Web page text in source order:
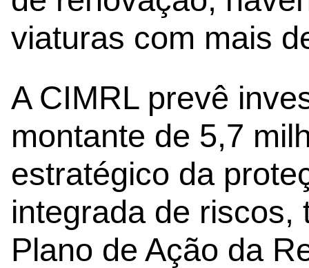
viaturas com mais
A CIMRL prevê
montante de 5,7
estratégico da
integrada de riscos,
Plano de Ação da